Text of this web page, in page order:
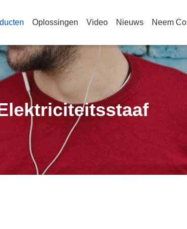
Oplossingen Video Nieuws Neem